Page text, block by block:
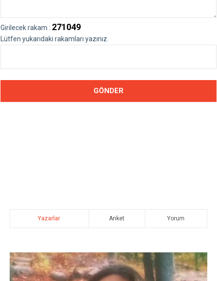
Girilecek rakam : 271049
Lütfen yukarıdaki rakamları yazınız.
Yazarlar Anket Yorum